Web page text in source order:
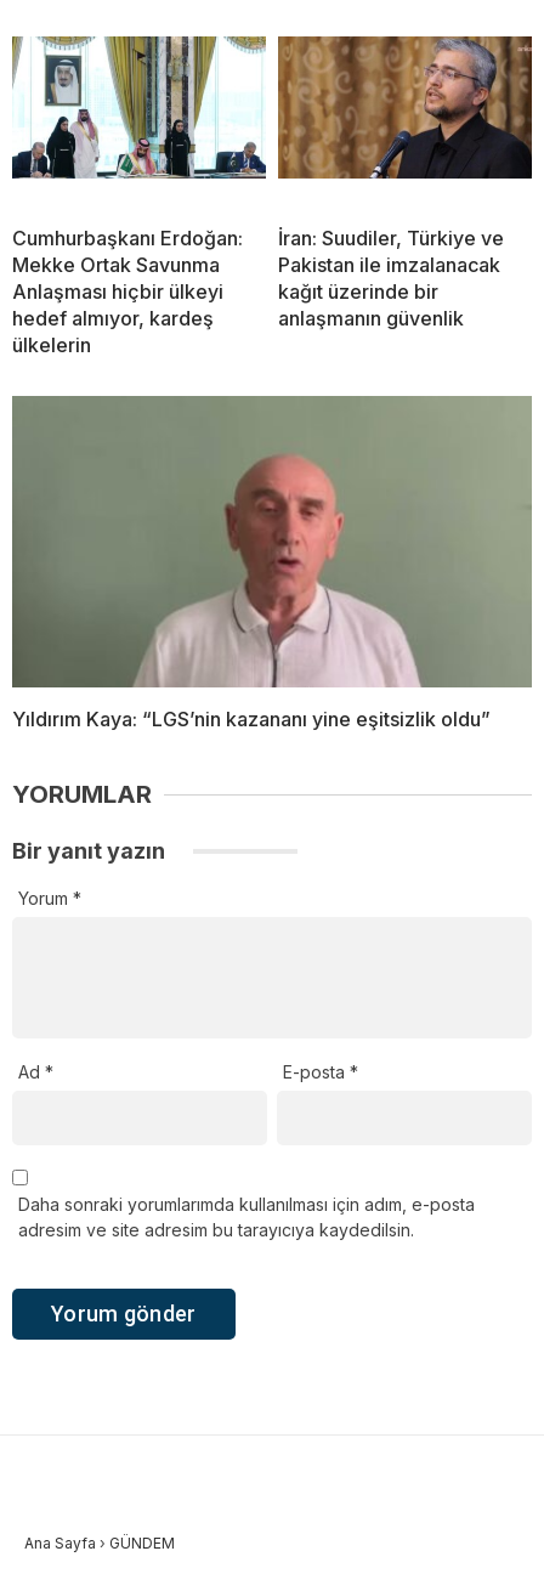
Cumhurbaşkanı Erdoğan:
Mekke Ortak Savunma
Anlaşması hiçbir ülkeyi
hedef almıyor, kardeş
ülkelerin
İran: Suudiler, Türkiye ve
Pakistan ile imzalanacak
kağıt üzerinde bir
anlaşmanın güvenlik
Yıldırım Kaya: “LGS’nin kazananı yine eşitsizlik oldu”
YORUMLAR
Bir yanıt yazın
Yorum *
Ad * E-posta*
Daha sonraki yorumlarımda kullanılması için adım, e-posta
adresim ve site adresim bu tarayıcıya kaydedilsin.
Ana Sayfa › GÜNDEM